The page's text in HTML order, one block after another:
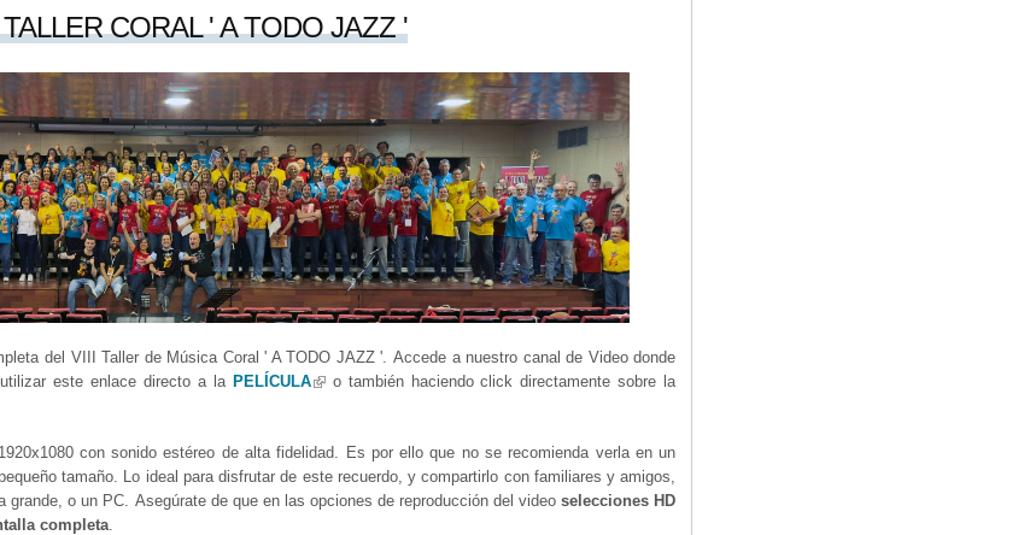
CORAL ' A TODO JAZZ '
del VIII Taller de Música Coral ' A TODO JAZZ '. Accede a nuestro canal de Video donde
este enlace directo a la PELÍCULA(link is external)
o también haciendo click directamente sobre la
con sonido estéreo de alta fidelidad. Es por ello que no se recomienda verla en un
tamaño. Lo ideal para disfrutar de este recuerdo, y compartirlo con familiares y amigos,
grande, o un PC. Asegúrate de que en las opciones de reproducción del videoselecciones HD
completa.